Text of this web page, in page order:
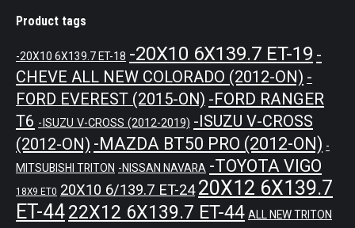
Product tags
-20X10 6X139.7 ET-18 -20X10 6X139.7 ET-19 -
CHEVE ALL NEW COLORADO (2012-ON) -
FORD EVEREST (2015-ON) -FORD RANGER
T6 -ISUZU V-CROSS (2012-2019) -ISUZU V-CROSS
(2012-ON) -MAZDA BT50 PRO (2012-ON) -
MITSUBISHI TRITON -NISSAN NAVARA -TOYOTA VIGO
18X9 ET0 20X10 6/139.7 ET-24 20X12 6X139.7
ET-4422X12 6X139.7 ET-44 ALL NEW TRITON